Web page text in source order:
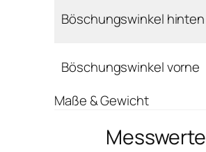
Böschungswinkel hinten
Böschungswinkel vorne
Maße & Gewicht
Messwerte